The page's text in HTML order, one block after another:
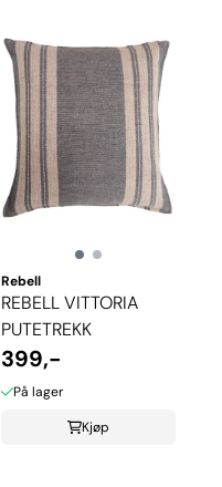
Rebell
REBELL VITTORIA
PUTETREKK
399,-
På lager
Kjøp